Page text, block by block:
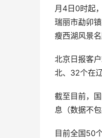
月4日0时起
瑞丽市勐卯
瘦西湖风景
北京日报客
北、32个在
截至目前，
息（数据不
目前全国50